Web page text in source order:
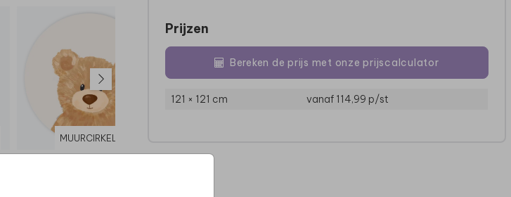
MUURCIRKEL
Prijzen
Bereken de prijs met onze prijscalculator
121 × 121 cm vanaf 114,99 p/st